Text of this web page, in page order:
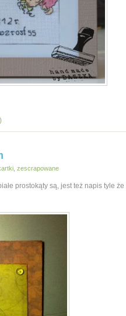
zescrapowane
prostokąty są, jest też napis tyle